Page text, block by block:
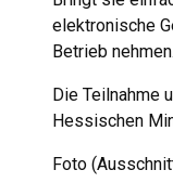
elektronische
Betrieb nehmen.
Die Teilnahme
Hessischen
Foto